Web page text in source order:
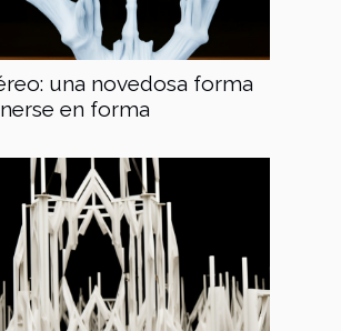
una novedosa forma
en forma